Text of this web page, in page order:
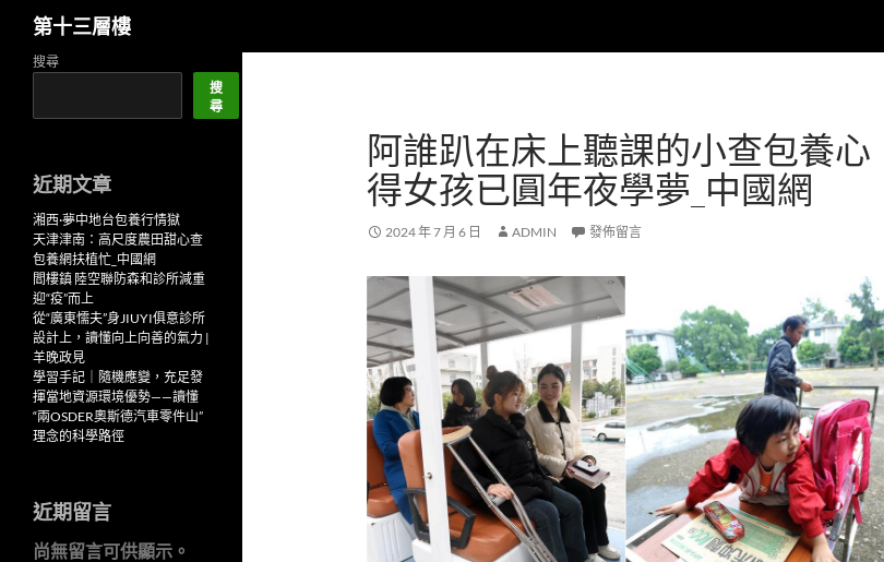
第十三層樓
阿誰趴在床上聽課的小查包養心
得女孩已圓年夜學夢_中國網
2024 年 7 月 6 日 ADMIN 發佈留言
搜尋
搜
尋
近期文章
湘西·夢中地台包養行情獄
天津津南：高尺度農田甜心查
包養網扶植忙_中國網
閻樓鎮 陸空聯防森和診所減重
迎“疫”而上
從“廣東懦夫”身JIUYI俱意診所
設計上，讀懂向上向善的氣力 |
羊晚政見
學習手記｜隨機應變，充足發
揮當地資源環境優勢——讀懂
“兩OSDER奧斯德汽車零件山”
理念的科學路徑
近期留言
尚無留言可供顯示。